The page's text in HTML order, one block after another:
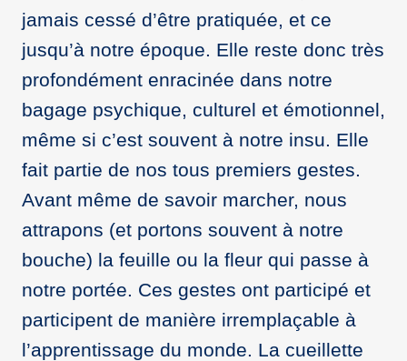
jamais cessé d’être pratiquée, et ce
jusqu’à notre époque. Elle reste donc très
profondément enracinée dans notre
bagage psychique, culturel et émotionnel,
même si c’est souvent à notre insu. Elle
fait partie de nos tous premiers gestes.
Avant même de savoir marcher, nous
attrapons (et portons souvent à notre
bouche) la feuille ou la fleur qui passe à
notre portée. Ces gestes ont participé et
participent de manière irremplaçable à
l’apprentissage du monde. La cueillette